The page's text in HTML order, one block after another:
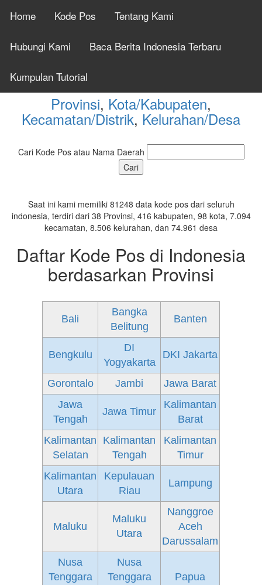
Home Kode Pos Tentang Kami
Hubungi Kami Baca Berita Indonesia Terbaru
Kumpulan Tutorial
Cek Kode Pos Seluruh
Indonesia Tahun 2026
Provinsi, Kota/Kabupaten,
Kecamatan/Distrik, Kelurahan/Desa
Cari Kode Pos atau Nama Daerah
Saat ini kami memiliki 81248 data kode pos dari seluruh
indonesia, terdiri dari 38 Provinsi, 416 kabupaten, 98 kota, 7.094
kecamatan, 8.506 kelurahan, dan 74.961 desa
Daftar Kode Pos di Indonesia
berdasarkan Provinsi
Bali
Bangka
Belitung
Banten
Bengkulu
DI
Yogyakarta
DKI Jakarta
Gorontalo Jambi
Jawa Barat
Jawa
Tengah
Jawa Timur
Kalimantan
Barat
Kalimantan
Selatan
Kalimantan
Tengah
Kalimantan
Timur
Kalimantan
Utara
Kepulauan
Riau
Lampung
Maluku
Maluku
Utara
Nanggroe
Aceh
Darussalam
Nusa
Tenggara
Nusa
Tenggara
Papua